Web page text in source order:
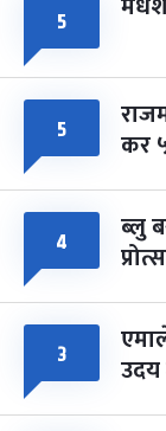
५
५ कर
४ ब्लु
३ उदय